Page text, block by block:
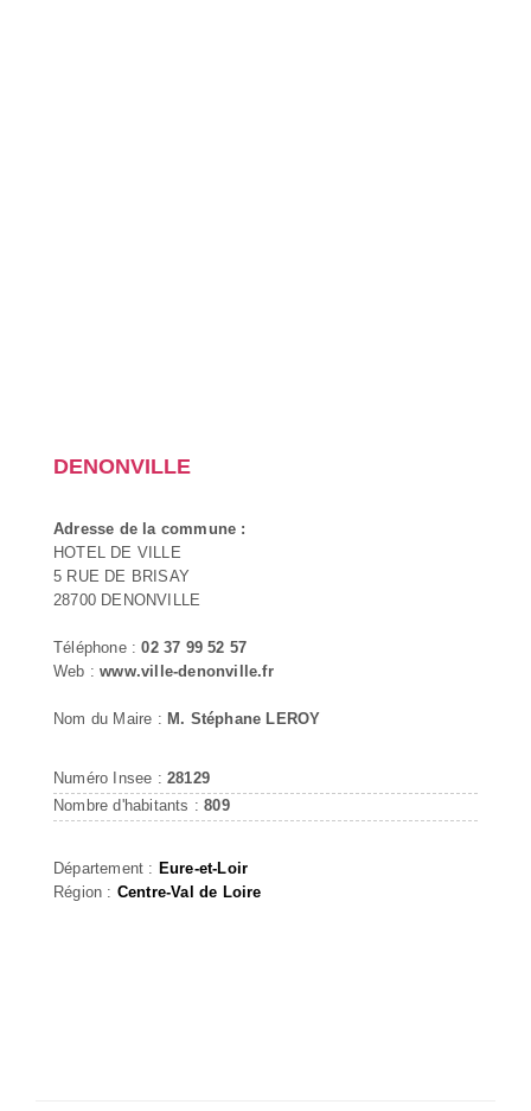
DENONVILLE
Adresse de la commune :
HOTEL DE VILLE
5 RUE DE BRISAY
28700 DENONVILLE
Téléphone :02 37 99 52 57
Web :www.ville-denonville.fr
Nom du Maire : M. Stéphane LEROY
Numéro Insee : 28129
Nombre d'habitants :809
Département : Eure-et-Loir
Région : Centre-Val de Loire